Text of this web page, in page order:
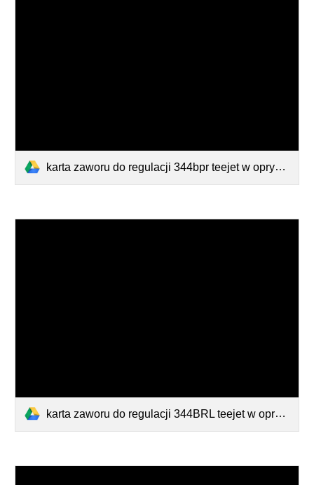
karta zaworu do regulacji 344bpr teejet w opryskiwaczu z silnikiem 50996 -kula 23483 -teflon 20103.pdf
karta zaworu do regulacji 344BRL teejet w opryskiwaczu z silnikiem 50516-kula 22259 lub 38441-teflony 20103.pdf